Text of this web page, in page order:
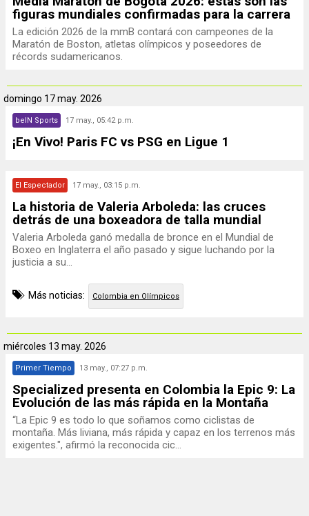
figuras mundiales confirmadas para la carrera
La edición 2026 de la mmB contará con campeones de la
Maratón de Boston, atletas olímpicos y poseedores de
récords sudamericanos.
domingo 17 may. 2026
beIN Sports 17 may., 05:42 p.m.
¡En Vivo! Paris FC vs PSG en Ligue 1
El Espectador 17 may., 03:15 p.m.
La historia de Valeria Arboleda: las cruces
detrás de una boxeadora de talla mundial
Valeria Arboleda ganó medalla de bronce en el Mundial de
Boxeo en Inglaterra el año pasado y sigue luchando por la
justicia a su...
Más noticias: Colombia en Olímpicos
miércoles 13 may. 2026
Primer Tiempo 13 may., 07:27 p.m.
Specialized presenta en Colombia la Epic 9: La
Evolución de las más rápida en la Montaña
“La Epic 9 es todo lo que soñamos como ciclistas de
montaña. Más liviana, más rápida y capaz en los terrenos más
exigentes.", afirmó la reconocida cic...